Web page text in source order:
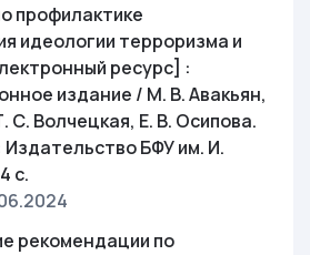
профилактике
идеологии терроризма и
ресурс] :
издание / М. В. Авакьян,
С. Волчецкая, Е. В. Осипова.
БФУ им. И.
с.
рекомендации по